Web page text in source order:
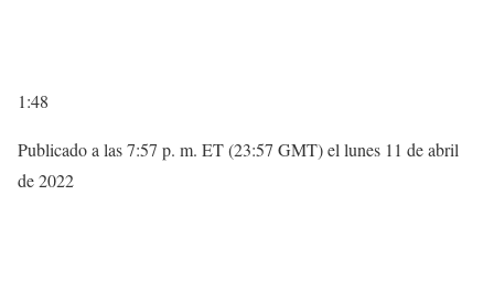
1:48
Publicado a las 7:57 p. m. ET (23:57 GMT) el lunes 11 de abril
de 2022